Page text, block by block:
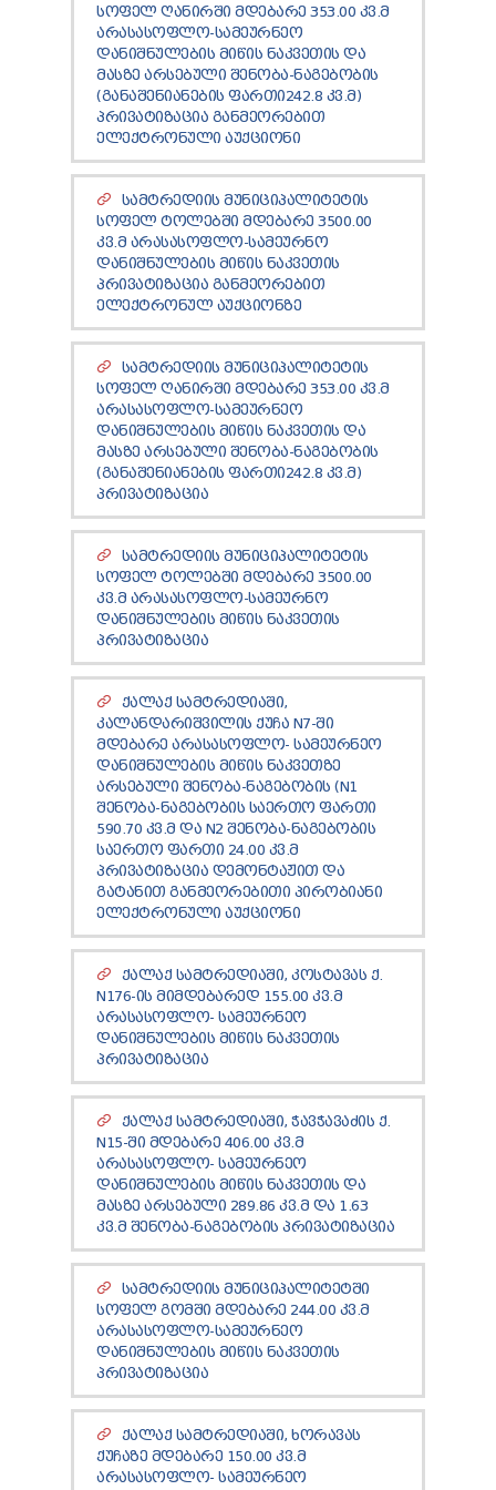
CITY HALL STRATEGY AND PLAN
LEGISLATION
STAFF LIST OF THE CITY HALL
STRUCTURAL TREE
RULES OF ATTENDANCE
CITY COUNCIL REPORT
FACTION "GEORGIAN DREAM"
FACTION "NATIONAL MOVEMENT"
GENDER EQUALITY COUNCIL:COUNCIL
DOCUMENTATION/2022 DOCUMENTATION/2023
DOCUMENTATION/2024 DOCUMENTATION
RURAL SUPPORT PROGRAM
CIVIL COUNCIL
PERMISSIONS
OTHER SERVICES
PUBLIC INFORMATION
ORDER AND DECREE
INFORMATIONAL DOCUMENTATION
FUNCTION-DUTIES AND WORK PLAN OF THE CITY
MEETING MINUTES OF CITY COUNCIL SESSION
MEETING MINUTES OF BUREAU SESSION
MEETING MINUTES OF COMMISSION SESSION
2021/2022/2023/2024/2025/
PURCHASES ANNUAL PLAN
PURCHASES MADE
BUSINESS TRIP EXPENSES
ADVERTISING COSTS
COMMUNICATION COSTS
TECHNICAL SERVICE COSTS
FUEL COSTS
REPRESENTATION EXPENSES
REPORT TO BE SUBMITTED TO PRESIDENT AND
REQUEST OF PUBLIC INFORMATION
PERSONAL DATA PROTECTION OFFICER
LEGAL DECISIONS
BANK AND MICROFINANCE
SMALL AND MEDIUM BUSINESS
NON-GOVERNMENTAL ORGANIZATIONS
INVESTMENT FACILITIES
INVESTMENTS MADE
JOIN US
ᲡᲝᲤᲔᲚ ᲦᲐᲜᲘᲠᲨᲘ ᲛᲓᲔᲑᲐᲠᲔ 353.00 ᲙᲕ.Მ
ᲐᲠᲐᲡᲐᲡᲝᲤᲚᲝ-ᲡᲐᲛᲔᲣᲠᲜᲔᲝ
ᲓᲐᲜᲘᲨᲜᲣᲚᲔᲑᲘᲡ ᲛᲘᲬᲘᲡ ᲜᲐᲙᲕᲔᲗᲘᲡ ᲓᲐ
ᲛᲐᲡᲖᲔ ᲐᲠᲡᲔᲑᲣᲚᲘ ᲨᲔᲜᲝᲑᲐ-ᲜᲐᲒᲔᲑᲝᲑᲘᲡ
(ᲒᲐᲜᲐᲨᲔᲜᲘᲐᲜᲔᲑᲘᲡ ᲤᲐᲠᲗᲘ242.8 ᲙᲕ.Მ)
ᲞᲠᲘᲕᲐᲢᲘᲖᲐᲪᲘᲐ ᲒᲐᲜᲛᲔᲝᲠᲔᲑᲘᲗ
ᲔᲚᲔᲥᲢᲠᲝᲜᲣᲚᲘ ᲐᲣᲥᲪᲘᲝᲜᲘ
ᲡᲐᲛᲢᲠᲔᲓᲘᲘᲡ ᲛᲣᲜᲘᲪᲘᲞᲐᲚᲘᲢᲔᲢᲘᲡ
ᲡᲝᲤᲔᲚ ᲢᲝᲚᲔᲑᲨᲘ ᲛᲓᲔᲑᲐᲠᲔ 3500.00
ᲙᲕ.Მ ᲐᲠᲐᲡᲐᲡᲝᲤᲚᲝ-ᲡᲐᲛᲔᲣᲠᲜᲝ
ᲓᲐᲜᲘᲨᲜᲣᲚᲔᲑᲘᲡ ᲛᲘᲬᲘᲡ ᲜᲐᲙᲕᲔᲗᲘᲡ
ᲞᲠᲘᲕᲐᲢᲘᲖᲐᲪᲘᲐ ᲒᲐᲜᲛᲔᲝᲠᲔᲑᲘᲗ
ᲔᲚᲔᲥᲢᲠᲝᲜᲣᲚ ᲐᲣᲥᲪᲘᲝᲜᲖᲔ
ᲡᲐᲛᲢᲠᲔᲓᲘᲘᲡ ᲛᲣᲜᲘᲪᲘᲞᲐᲚᲘᲢᲔᲢᲘᲡ
ᲡᲝᲤᲔᲚ ᲦᲐᲜᲘᲠᲨᲘ ᲛᲓᲔᲑᲐᲠᲔ 353.00 ᲙᲕ.Მ
ᲐᲠᲐᲡᲐᲡᲝᲤᲚᲝ-ᲡᲐᲛᲔᲣᲠᲜᲔᲝ
ᲓᲐᲜᲘᲨᲜᲣᲚᲔᲑᲘᲡ ᲛᲘᲬᲘᲡ ᲜᲐᲙᲕᲔᲗᲘᲡ ᲓᲐ
ᲛᲐᲡᲖᲔ ᲐᲠᲡᲔᲑᲣᲚᲘ ᲨᲔᲜᲝᲑᲐ-ᲜᲐᲒᲔᲑᲝᲑᲘᲡ
(ᲒᲐᲜᲐᲨᲔᲜᲘᲐᲜᲔᲑᲘᲡ ᲤᲐᲠᲗᲘ242.8 ᲙᲕ.Მ)
ᲞᲠᲘᲕᲐᲢᲘᲖᲐᲪᲘᲐ
ᲡᲐᲛᲢᲠᲔᲓᲘᲘᲡ ᲛᲣᲜᲘᲪᲘᲞᲐᲚᲘᲢᲔᲢᲘᲡ
ᲡᲝᲤᲔᲚ ᲢᲝᲚᲔᲑᲨᲘ ᲛᲓᲔᲑᲐᲠᲔ 3500.00
ᲙᲕ.Მ ᲐᲠᲐᲡᲐᲡᲝᲤᲚᲝ-ᲡᲐᲛᲔᲣᲠᲜᲝ
ᲓᲐᲜᲘᲨᲜᲣᲚᲔᲑᲘᲡ ᲛᲘᲬᲘᲡ ᲜᲐᲙᲕᲔᲗᲘᲡ
ᲞᲠᲘᲕᲐᲢᲘᲖᲐᲪᲘᲐ
ᲥᲐᲚᲐᲥ ᲡᲐᲛᲢᲠᲔᲓᲘᲐᲨᲘ,
ᲙᲐᲚᲐᲜᲓᲐᲠᲘᲨᲕᲘᲚᲘᲡ ᲥᲣᲩᲐ N7-ᲨᲘ
ᲛᲓᲔᲑᲐᲠᲔ ᲐᲠᲐᲡᲐᲡᲝᲤᲚᲝ- ᲡᲐᲛᲔᲣᲠᲜᲔᲝ
ᲓᲐᲜᲘᲨᲜᲣᲚᲔᲑᲘᲡ ᲛᲘᲬᲘᲡ ᲜᲐᲙᲕᲔᲗᲖᲔ
ᲐᲠᲡᲔᲑᲣᲚᲘ ᲨᲔᲜᲝᲑᲐ-ᲜᲐᲒᲔᲑᲝᲑᲘᲡ (N1
ᲨᲔᲜᲝᲑᲐ-ᲜᲐᲒᲔᲑᲝᲑᲘᲡ ᲡᲐᲔᲠᲗᲝ ᲤᲐᲠᲗᲘ
590.70 ᲙᲕ.Მ ᲓᲐ N2 ᲨᲔᲜᲝᲑᲐ-ᲜᲐᲒᲔᲑᲝᲑᲘᲡ
ᲡᲐᲔᲠᲗᲝ ᲤᲐᲠᲗᲘ 24.00 ᲙᲕ.Მ
ᲞᲠᲘᲕᲐᲢᲘᲖᲐᲪᲘᲐ ᲓᲔᲛᲝᲜᲢᲐᲟᲘᲗ ᲓᲐ
ᲒᲐᲢᲐᲜᲘᲗ ᲒᲐᲜᲛᲔᲝᲠᲔᲑᲘᲗᲘ ᲞᲘᲠᲝᲑᲘᲐᲜᲘ
ᲔᲚᲔᲥᲢᲠᲝᲜᲣᲚᲘ ᲐᲣᲥᲪᲘᲝᲜᲘ
ᲥᲐᲚᲐᲥ ᲡᲐᲛᲢᲠᲔᲓᲘᲐᲨᲘ, ᲙᲝᲡᲢᲐᲕᲐᲡ Ქ.
N176-ᲘᲡ ᲛᲘᲛᲓᲔᲑᲐᲠᲔᲓ 155.00 ᲙᲕ.Მ
ᲐᲠᲐᲡᲐᲡᲝᲤᲚᲝ- ᲡᲐᲛᲔᲣᲠᲜᲔᲝ
ᲓᲐᲜᲘᲨᲜᲣᲚᲔᲑᲘᲡ ᲛᲘᲬᲘᲡ ᲜᲐᲙᲕᲔᲗᲘᲡ
ᲞᲠᲘᲕᲐᲢᲘᲖᲐᲪᲘᲐ
ᲥᲐᲚᲐᲥ ᲡᲐᲛᲢᲠᲔᲓᲘᲐᲨᲘ, ᲭᲐᲕᲭᲐᲕᲐᲫᲘᲡ Ქ.
N15-ᲨᲘ ᲛᲓᲔᲑᲐᲠᲔ 406.00 ᲙᲕ.Მ
ᲐᲠᲐᲡᲐᲡᲝᲤᲚᲝ- ᲡᲐᲛᲔᲣᲠᲜᲔᲝ
ᲓᲐᲜᲘᲨᲜᲣᲚᲔᲑᲘᲡ ᲛᲘᲬᲘᲡ ᲜᲐᲙᲕᲔᲗᲘᲡ ᲓᲐ
ᲛᲐᲡᲖᲔ ᲐᲠᲡᲔᲑᲣᲚᲘ 289.86 ᲙᲕ.Მ ᲓᲐ 1.63
ᲙᲕ.Მ ᲨᲔᲜᲝᲑᲐ-ᲜᲐᲒᲔᲑᲝᲑᲘᲡ ᲞᲠᲘᲕᲐᲢᲘᲖᲐᲪᲘᲐ
ᲡᲐᲛᲢᲠᲔᲓᲘᲘᲡ ᲛᲣᲜᲘᲪᲘᲞᲐᲚᲘᲢᲔᲢᲨᲘ
ᲡᲝᲤᲔᲚ ᲒᲝᲛᲨᲘ ᲛᲓᲔᲑᲐᲠᲔ 244.00 ᲙᲕ.Მ
ᲐᲠᲐᲡᲐᲡᲝᲤᲚᲝ-ᲡᲐᲛᲔᲣᲠᲜᲔᲝ
ᲓᲐᲜᲘᲨᲜᲣᲚᲔᲑᲘᲡ ᲛᲘᲬᲘᲡ ᲜᲐᲙᲕᲔᲗᲘᲡ
ᲞᲠᲘᲕᲐᲢᲘᲖᲐᲪᲘᲐ
ᲥᲐᲚᲐᲥ ᲡᲐᲛᲢᲠᲔᲓᲘᲐᲨᲘ, ᲮᲝᲠᲐᲕᲐᲡ
ᲥᲣᲩᲐᲖᲔ ᲛᲓᲔᲑᲐᲠᲔ 150.00 ᲙᲕ.Მ
ᲐᲠᲐᲡᲐᲡᲝᲤᲚᲝ- ᲡᲐᲛᲔᲣᲠᲜᲔᲝ